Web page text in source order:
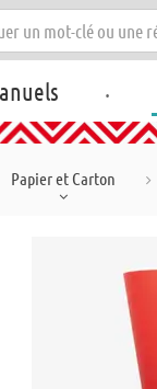
.
Papier et Carton